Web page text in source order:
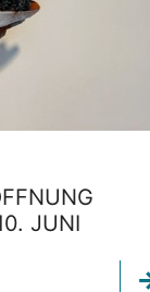
JUNI